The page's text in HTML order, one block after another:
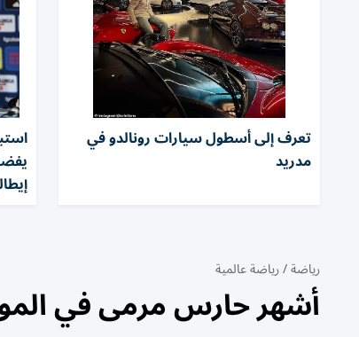
تعرف إلى أسطول سيارات رونالدو في
مدريد
رياضة/رياضة عالمية
أشهر حارس مرمى في